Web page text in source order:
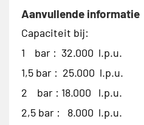
Aanvullende informatie
Capaciteit bij:
1 bar : 32.000 l.p.u.
1,5 bar : 25.000 l.p.u.
2 bar : 18.000 l.p.u.
2,5 bar : 8.000 l.p.u.